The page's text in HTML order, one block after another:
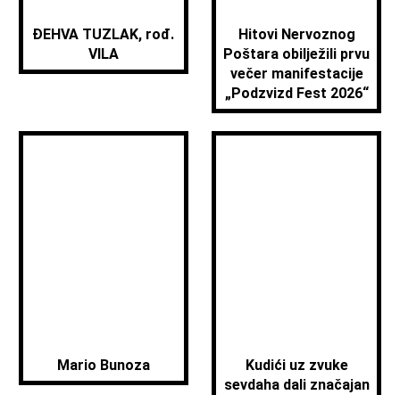
ĐEHVA TUZLAK, rođ.
VILA
Hitovi Nervoznog
Poštara obilježili prvu
večer manifestacije
„Podzvizd Fest 2026“
Mario Bunoza
Kudići uz zvuke
sevdaha dali značajan